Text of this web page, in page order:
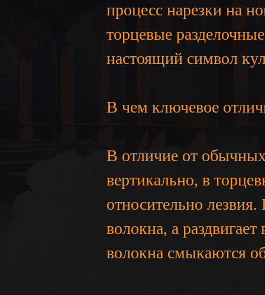
процесс нарезки на
торцевые
настоящий символ
В чем ключевое
В отличие от
вертикально, в
относительно
волокна, а
волокна смыкаются